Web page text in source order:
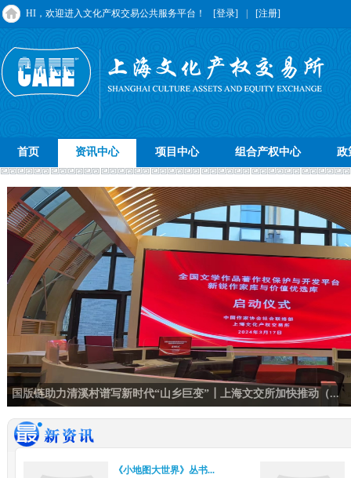
HI，欢迎进入文化产权交易公共服务平台！ [登录] [注册]
首页 资讯中心 项目中心 组合产权中心 政
国版链助力清溪村谱写新时代“山乡巨变”┃上海文交所加快推动（...
《小地图大世界》丛书...